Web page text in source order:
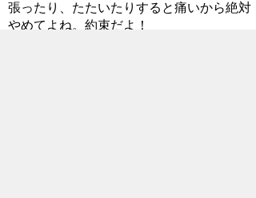
張ったり、たたいたりすると痛いから絶対
やめてよね。約束だよ！